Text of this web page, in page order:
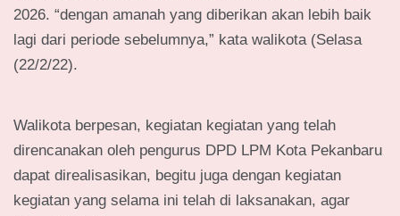
2026. “dengan amanah yang diberikan akan lebih baik
lagi dari periode sebelumnya,” kata walikota (Selasa
(22/2/22).
Walikota berpesan, kegiatan kegiatan yang telah
direncanakan oleh pengurus DPD LPM Kota Pekanbaru
dapat direalisasikan, begitu juga dengan kegiatan
kegiatan yang selama ini telah di laksanakan, agar